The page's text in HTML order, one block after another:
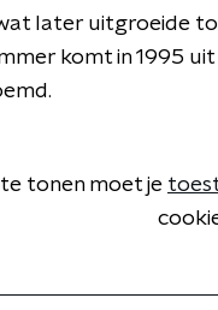
later uitgroeide
komt in 1995
tonen moet je